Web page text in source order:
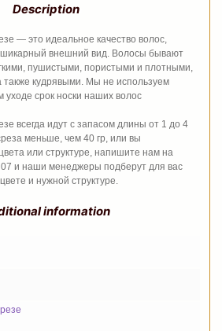
Description
— это идеальное качество волос,
шикарный внешний вид. Волосы бывают
пушистыми, пористыми и плотными,
кудрявыми. Мы не используем
уходе срок носки наших волос
всегда идут с запасом длины от 1 до 4
меньше, чем 40 гр, или вы
или структуре, напишите нам на
и наши менеджеры подберут для вас
и нужной структуре.
information